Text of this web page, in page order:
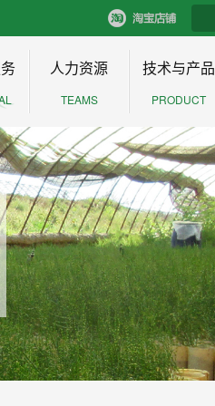
人力资源
TEAMS
技术与产品
PRODUCT